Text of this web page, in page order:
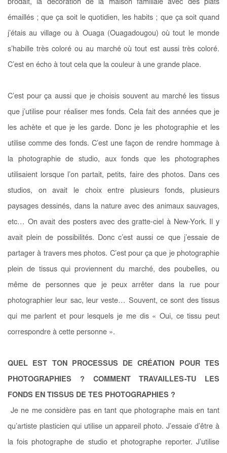
brodait, la décoration de la maison familiale avec des plats
émaillés ; que ça soit le quotidien, les habits ; que ça soit quand
j’étais au village ou à Ouaga (Ouagadougou) où tout le monde
s’habille très coloré ou au marché où tout est aussi très coloré.
C’est en écho à tout cela que la couleur à une grande place.
C’est pour ça aussi que je choisis souvent au marché les tissus
que j’utilise pour réaliser mes fonds. Cela fait des années que je
les achète et que je les garde. Donc je les photographie et les
utilise comme des fonds. C’est une façon de rendre hommage à
la photographie de studio, aux fonds que les photographes
utilisaient lorsque l’on partait, petits, faire des photos. Dans ces
studios, on avait le choix entre plusieurs fonds, plusieurs
paysages dessinés, dans la nature avec des animaux sauvages,
etc… On avait des posters avec des gratte-ciel à New-York. Il y
avait plein de possibilités. Donc c’est aussi ce que j’essaie de
partager à travers mes photos. C’est pour ça que je photographie
plein de tissus qui proviennent du marché, des poubelles, ou
même de personnes que je peux arrêter dans la rue pour
photographier leur sac, leur veste… Souvent, ce sont des tissus
qui me parlent et pour lesquels je me dis « Oui, ce tissu peut
correspondre à cette personne ».
QUEL EST TON PROCESSUS DE CRÉATION POUR TES
PHOTOGRAPHIES ? COMMENT TRAVAILLES-TU LES
FONDS EN TISSUS DE TES PHOTOGRAPHIES ?
Je ne me considère pas en tant que photographe mais en tant
qu’artiste plasticien qui utilise un appareil photo. J’essaie d’être à
la fois photographe de studio et photographe reporter. J’utilise